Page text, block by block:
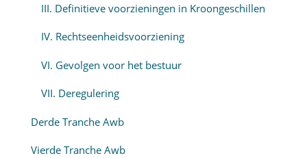
III. Definitieve voorzieningen in Kroongeschillen
IV. Rechtseenheidsvoorziening
VI. Gevolgen voor het bestuur
VII. Deregulering
Derde Tranche Awb
Vierde Tranche Awb